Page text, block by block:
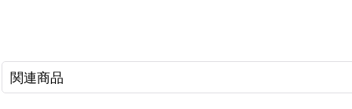
関連商品